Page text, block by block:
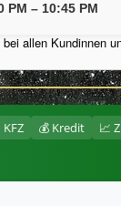
PM – 10:45 PM
allen Kundinnen
KFZ 💰 Kredit 📈